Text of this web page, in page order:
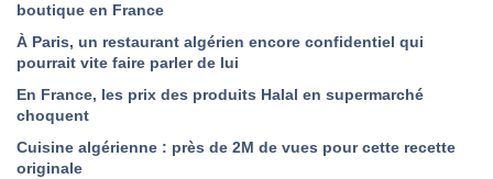
boutique en France
À Paris, un restaurant algérien encore confidentiel qui
pourrait vite faire parler de lui
En France, les prix des produits Halal en supermarché
choquent
Cuisine algérienne : près de 2M de vues pour cette recette
originale